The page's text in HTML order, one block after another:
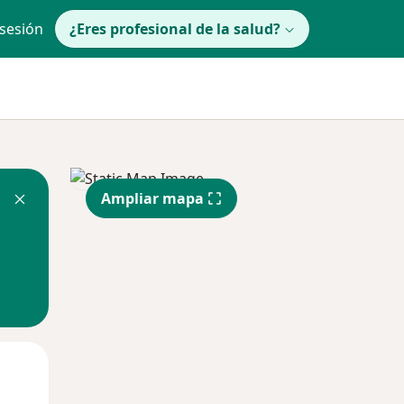
¿Eres profesional de la salud?
Ampliar mapa